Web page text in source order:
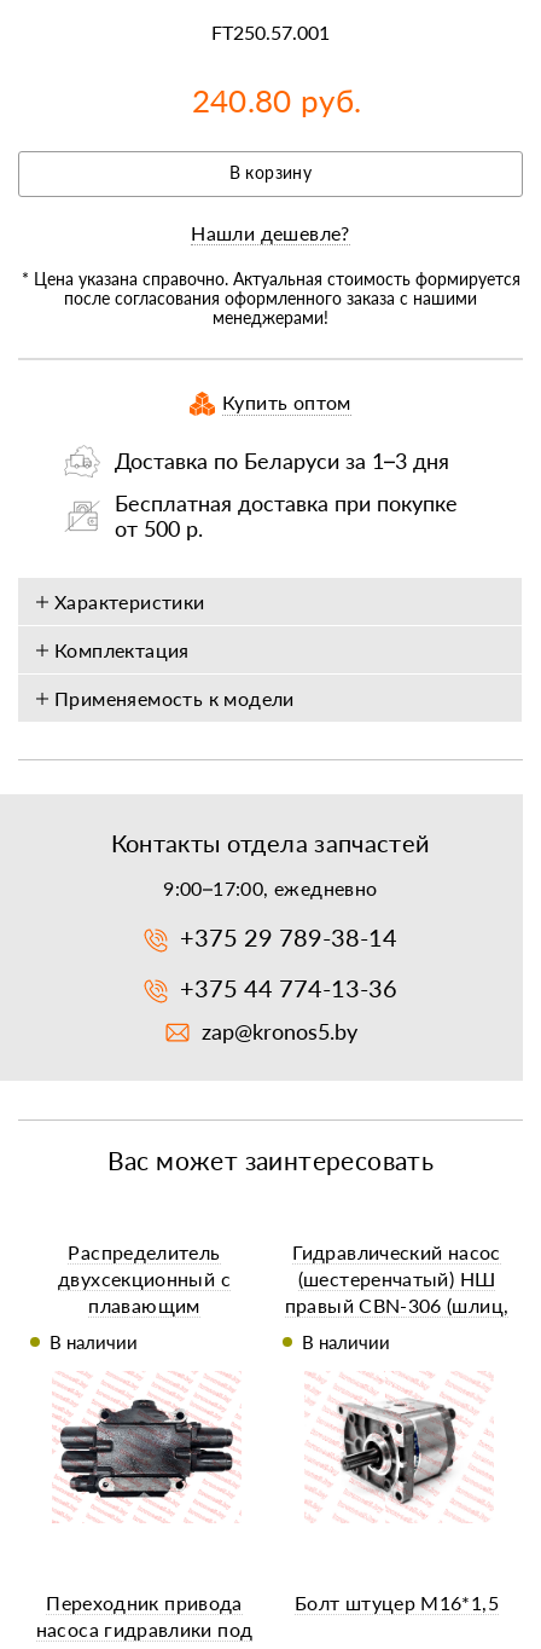
FT250.57.001
240.80 руб.
В корзину
Нашли дешевле?
* Цена указана справочно. Актуальная стоимость формируется
после согласования оформленного заказа с нашими
менеджерами!
Купить оптом
Доставка по Беларуси за 1–3 дня
Бесплатная доставка при покупке
от 500 р.
Характеристики
Комплектация
Применяемость к модели
Контакты отдела запчастей
9:00–17:00, ежедневно
+375 29 789-38-14
+375 44 774-13-36
zap@kronos5.by
Вас может заинтересовать
Распределитель
двухсекционный с
плавающим
В наличии
Гидравлический насос
(шестеренчатый) НШ
правый CBN-306 (шлиц,
В наличии
Переходник привода
насоса гидравлики под
Болт штуцер М16*1,5